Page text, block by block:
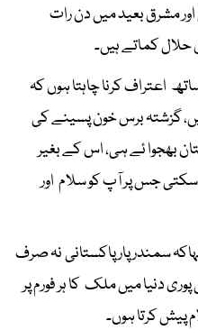
مشرق بعید میں دن رات
حلال کماتے ہیں۔
اعتراف کرنا چاہتا ہوں کہ
گزشتہ برس خون پسینے کی
ڈالر پاکستان بھجوا ئے ہی، اس کے بغیر
جس پر آپ کو سلام اور
سمندر پار پاکستانی نہ صرف
دنیا میں ملک کا ہر فورم پر
پیش کرتا ہوں۔